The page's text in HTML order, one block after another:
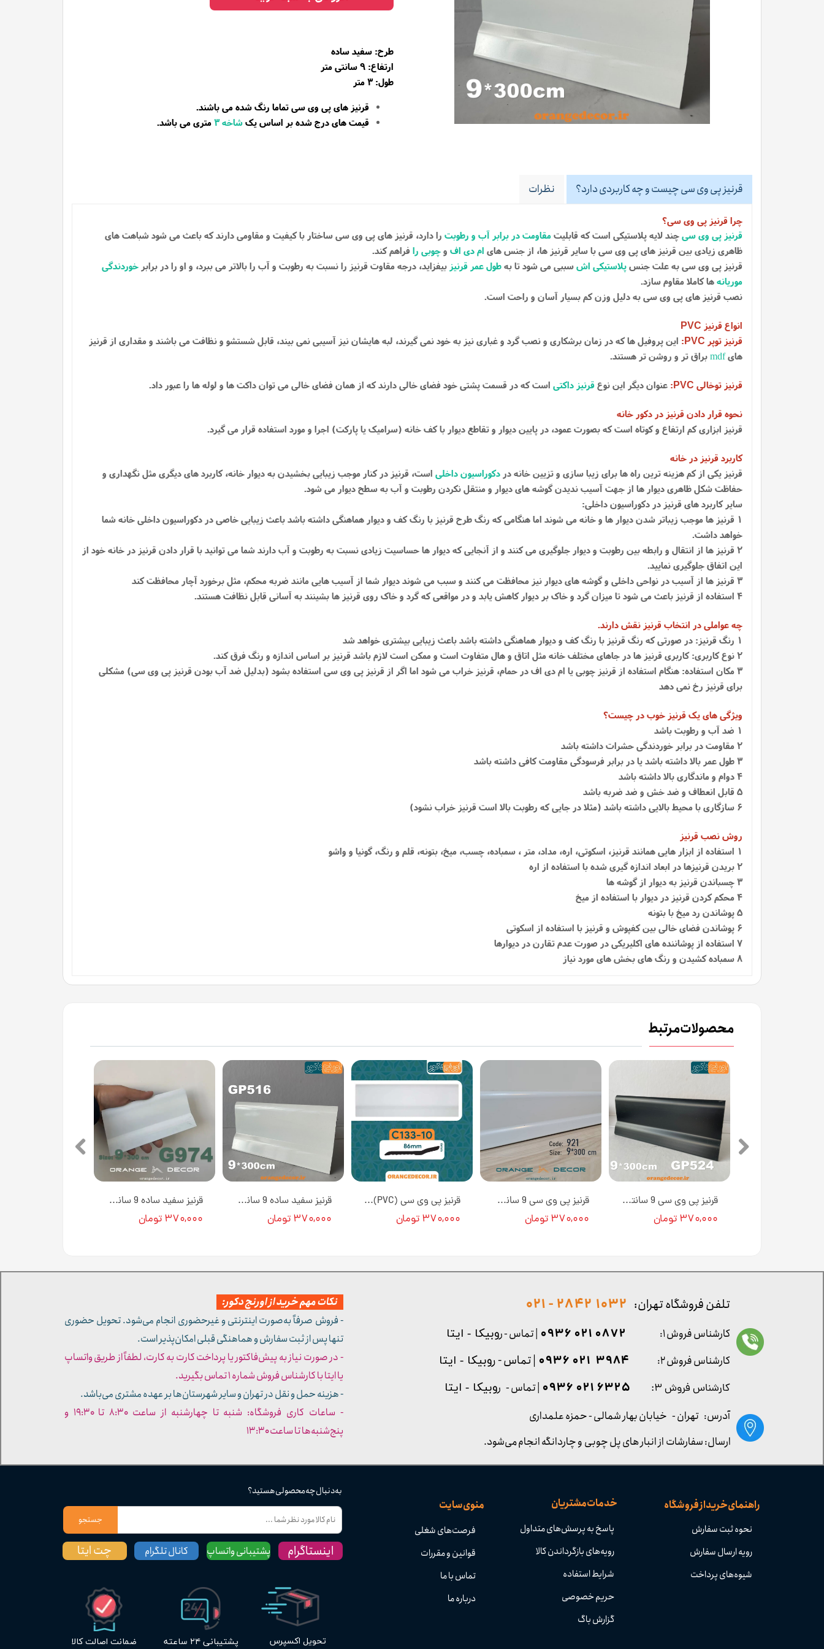
طرح: سفید ساده
ارتفاع: 9 سانتی متر
طول: 3 متر
قرنیز های پی وی سی تماما رنگ شده می باشند.
قیمت های درج شده بر اساس یکشاخه3متری می باشد.
قرنیز پی وی سی چیست و چه کاربردی دارد؟ نظرات
چرا قرنیز پی وی سی؟
قرنیز پی وی سیچند لایه پلاستیکی است که قابلیتمقاومت در برابر آب و رطوبت را دارد، قرنیز های پی وی سی ساختار با کیفیت و مقاومی دارند که باعث می شود شباهت های
ظاهری زیادی بین قرنیز های پی وی سی با سایر قرنیز ها، از جنس های ام دی اف وچوبی را فراهم کند.
قرنیز پی وی سی به علت جنسپلاستیکی اشسببی می شود تا بهطول عمر قرنیز بیفزاید، درجه مقاوت قرنیز را نسبت به رطوبت و آب را بالاتر می ببرد، و او را در برابر خوردندگی
موریانهها کاملا مقاوم سازد.
نصب قرنیز های پی وی سی به دلیل وزن کم بسیار آسان و راحت است.
انواع قرنیز PVC
قرنیز توپر PVC
: این پروفیل ها که در زمان برشکاری و نصب گرد و غباری نیز به خود نمی گیرند، لبه هایشان نیز آسیبی نمی بیند، قابل شستشو و نظافت می باشند و مقداری از قرنیز
هایmdfبراق تر و روشن تر هستند.
قرنیز توخالی PVC
: عنوان دیگر این نوعقرنیز داکتی است که در قسمت پشتی خود فضای خالی دارند که از همان فضای خالی می توان داکت ها و لوله ها را عبور داد.
نحوه قرار دادن قرنیز در دکور خانه
قرنیز ابزاری کم ارتفاع و کوتاه است که بصورت عمود، در پایین دیوار و تقاطع دیوار با کف خانه (سرامیک یا پارکت) اجرا و مورد استفاده قرار می گیرد.
کاربرد قرنیز در خانه
قرنیز یکی از کم هزینه ترین راه ها برای زیبا سازی و تزیین خانه در دکوراسیون داخلی است، قرنیز در کنار موجب زیبایی بخشیدن به دیوار خانه، کاربرد های دیگری مثل نگهداری و
حفاظت شکل ظاهری دیوار ها از جهت آسیب ندیدن گوشه ‌های دیوار و منتقل نکردن رطوبت و آب به سطح دیوار می‌ شود.
سایر کاربرد های قرنیز در دکوراسیون داخلی:
1 قرنیز ها موجب زیباتر شدن دیوار ها و خانه می شوند اما هنگامی که رنگ طرح قرنیز با رنگ کف و دیوار هماهنگی داشته باشد باعث زیبایی خاصی در دکوراسیون داخلی خانه شما
خواهد داشت.
2 قرنیز ها از انتقال و رابطه بین رطوبت و دیوار جلوگیری می کنند و از آنجایی که دیوار ها حساسیت زیادی نسبت به رطوبت و آب دارند شما می توانید با قرار دادن قرنیز در خانه خود از
این اتفاق جلوگیری نمایید.
3 قرنیز ها از آسیب در نواحی داخلی و گوشه های دیوار نیز محافظت می کنند و سبب می شوند دیوار شما از آسیب هایی مانند ضربه محکم، مثل برخورد آچار محافظت کند
4 استفاده از قرنیز باعث می شود تا میزان گرد و خاک بر دیوار کاهش یابد و در مواقعی که گرد و خاک روی قرنیز ها بشینند به آسانی قابل نظافت هستند.
چه عواملی در انتخاب قرنیز نقش دارند.
1 رنگ قرنیز: در صورتی که رنگ قرنیز با رنگ کف و دیوار هماهنگی داشته باشد باعث زیبایی بیشتری خواهد شد
2 نوع کاربری: کاربری قرنیز ها در جاهای مختلف خانه مثل اتاق و هال متفاوت است و ممکن است لازم باشد قرنیز بر اساس اندازه و رنگ فرق کند.
3 مکان استفاده: هنگام استفاده از قرنیز چوبی یا ام دی اف در حمام، قرنیز خراب می شود اما اگر از قرنیز پی وی سی استفاده بشود (بدلیل ضد آب بودن قرنیز پی وی سی) مشکلی
برای قرنیز رخ نمی دهد
ویژگی های یک قرنیز خوب در چیست؟
1 ضد آب و رطوبت باشد
2 مقاومت در برابر خوردندگی حشرات داشته باشد
3 طول عمر بالا داشته باشد یا در برابر فرسودگی مقاومت کافی داشته باشد
4 دوام و ماندگاری بالا داشته باشد
5 قابل انعطاف و ضد خش و ضد ضربه باشد
6 سازگاری با محیط بالایی داشته باشد (مثلا در جایی که رطوبت بالا است قرنیز خراب نشود)
روش نصب قرنیز
1 استفاده از ابزار هایی همانند قرنیز، اسکوتی، اره، مداد، متر ، سمباده، چسب، میخ، بتونه، قلم و رنگ، گونیا و واشو
2 بریدن قرنیزها در ابعاد اندازه گیری شده با استفاده از اره
3 چسباندن قرنیز به دیوار از گوشه ها
4 محکم کردن قرنیز در دیوار با استفاده از میخ
5 پوشاندن رد میخ با بتونه
6 پوشاندن فضای خالی بین کفپوش و قرنیز با استفاده از اسکوتی
7 استفاده از پوشاننده‌ های اکلیریکی در صورت عدم تقارن در دیوارها
8 سمباده کشیدن و رنگ های بخش های مورد نیاز
محصولات مرتبط
قرنیز سفید ساده 9 سانت از جنس پی وی سی کد G974 [انبار تهران]
۳۷۰,۰۰۰ تومان
قرنیز سفید ساده 9 سانت از جنس پی وی سی کد GP516 [انبار تهران]
۳۷۰,۰۰۰ تومان
قرنیز پی وی سی (PVC) طرح سفید ساده کد C133-10 عرض ۹ سانت [انبار تهران]
۳۷۰,۰۰۰ تومان
قرنیز پی وی سی 9 سانت رنگ سفید ساده و مات به طول 3 متر کد 921 [انبار تهران]
۳۷۰,۰۰۰ تومان
قرنیز پی وی سی 9 سانتی متری طرح مشکی سوپرمات کد GP524 [انبار تهران]
۳۷۰,۰۰۰ تومان
تحویل اکسپرس پشتیبانی ۲۴ ساعته ضمانت اصالت کالا
راهنمای خرید از فروشگاه
نحوه ثبت سفارش
رویه ارسال سفارش
شیوه‌های پرداخت
خدمات مشتریان
پاسخ به پرسش‌های متداول
رویه‌های بازگرداندن کالا
شرایط استفاده
حریم خصوصی
گزارش باگ
منوی سایت
فرصت‌های شغلی
قوانین و مقررات
تماس با ما
درباره ما
به دنبال چه محصولی هستید؟
جستجو
پشتیبانی واتساپ چت ایتا کانال تلگرام اینستاگرام
کارشناس فروش ۳: ۶۳۲۵ ۰۲۱ ۰۹۳۶ | تماس - روبیکا - ایتا
آدرس: تهران - خیابان بهار شمالی - حمزه علمداری
تلفن فروشگاه تهران: 1032 2842 - 021
نکات مهم خرید از اورنج دکور:
- فروش صرفاً به‌صورت اینترنتی و غیرحضوری انجام می‌شود. تحویل حضوری
تنها پس از ثبت سفارش و هماهنگی قبلی امکان‌پذیر است.
- در صورت نیاز به پیش‌فاکتور یا پرداخت کارت به کارت، لطفاً از طریق واتساپ
یا ایتا با کارشناس فروش شماره ۱ تماس بگیرید.
- هزینه حمل و نقل در تهران و سایر شهرستان‌ها بر عهده مشتری می‌باشد.
- ساعات کاری فروشگاه: شنبه تا چهارشنبه از ساعت ۸:۳۰ تا ۱۹:۳۰ و
پنج‌شنبه‌ها تا ساعت ۱۳:۳۰​​​​​​​
کارشناس فروش ۱: 0872 021 0936 | تماس - روبیکا - ایتا
کارشناس فروش ۲:
۳۹۸۴ ۰۲۱ ۰۹۳۶ | تماس - روبیکا - ایتا
ارسال: سفارشات از انبار های پل چوبی و چاردانگه انجام می‌شود.